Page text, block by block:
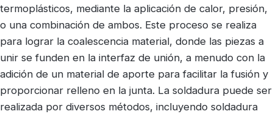
termoplásticos, mediante la aplicación de calor, presión,
o una combinación de ambos. Este proceso se realiza
para lograr la coalescencia material, donde las piezas a
unir se funden en la interfaz de unión, a menudo con la
adición de un material de aporte para facilitar la fusión y
proporcionar relleno en la junta. La soldadura puede ser
realizada por diversos métodos, incluyendo soldadura